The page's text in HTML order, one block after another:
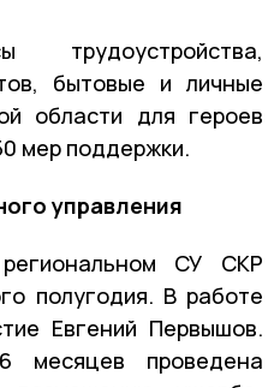
трудоустройства,
бытовые и личные
области для героев
мер поддержки.
управления
СУ СКР
полугодия. В работе
Евгений Первышов.
проведена